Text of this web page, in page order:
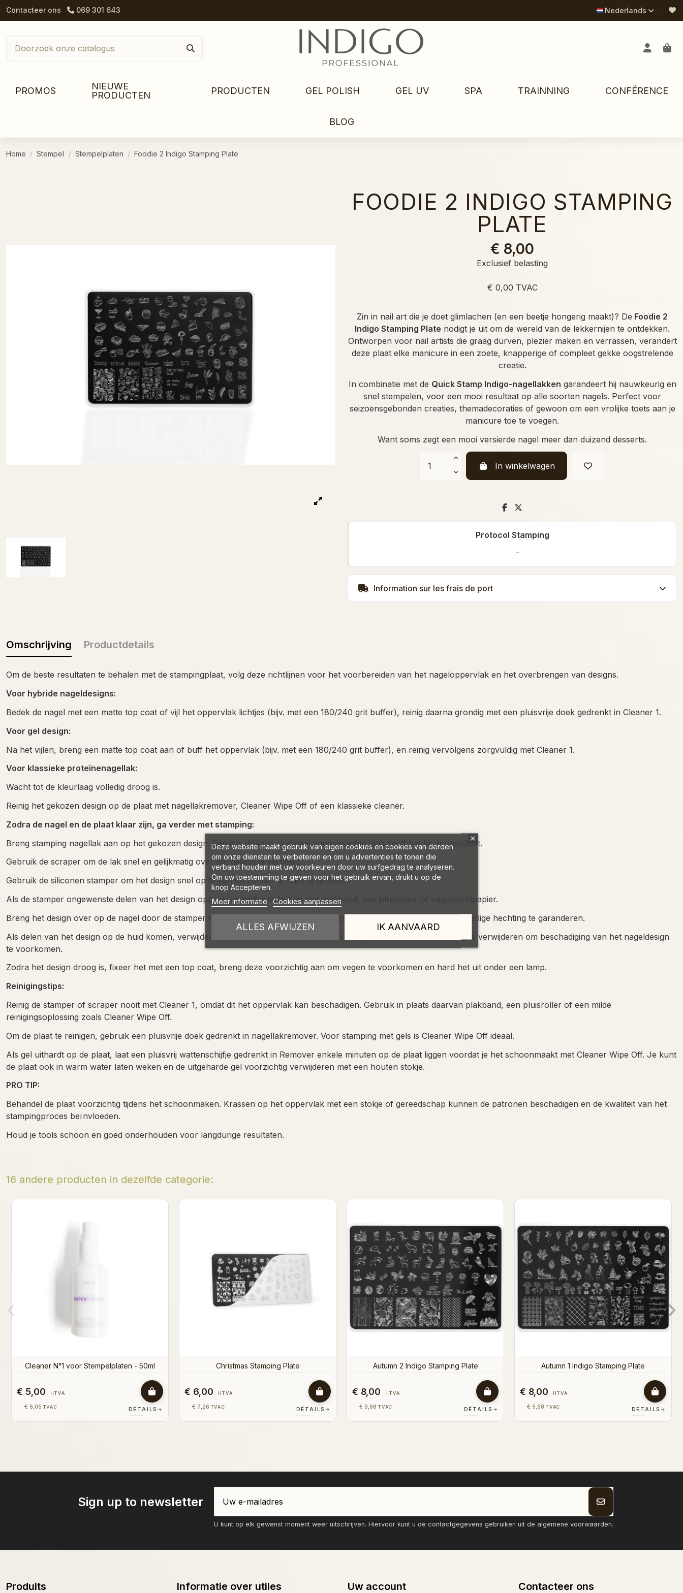
Contacteer ons 069 301 643 Nederlands
PROMOS
NIEUWE
PRODUCTEN
PRODUCTEN GEL POLISH GEL UV SPA TRAINNING CONFÉRENCE
BLOG
Home Stempel Stempelplaten Foodie 2 Indigo Stamping Plate
FOODIE 2 INDIGO STAMPING
PLATE
€ 8,00
Exclusief belasting
€ 0,00 TVAC
Zin in nail art die je doet glimlachen (en een beetje hongerig maakt)? De Foodie 2
Indigo Stamping Plate nodigt je uit om de wereld van de lekkernijen te ontdekken.
Ontworpen voor nail artists die graag durven, plezier maken en verrassen, verandert
deze plaat elke manicure in een zoete, knapperige of compleet gekke oogstrelende
creatie.
In combinatie met de Quick Stamp Indigo-nagellakken garandeert hij nauwkeurig en
snel stempelen, voor een mooi resultaat op alle soorten nagels. Perfect voor
seizoensgebonden creaties, themadecoraties of gewoon om een vrolijke toets aan je
manicure toe te voegen.
Want soms zegt een mooi versierde nagel meer dan duizend desserts.
In winkelwagen
Protocol Stamping
...
Information sur les frais de port
Omschrijving Productdetails
Om de beste resultaten te behalen met de stampingplaat, volg deze richtlijnen voor het voorbereiden van het nageloppervlak en het overbrengen van designs.
Voor hybride nageldesigns:
Bedek de nagel met een matte top coat of vijl het oppervlak lichtjes (bijv. met een 180/240 grit buffer), reinig daarna grondig met een pluisvrije doek gedrenkt in Cleaner 1.
Voor gel design:
Na het vijlen, breng een matte top coat aan of buff het oppervlak (bijv. met een 180/240 grit buffer), en reinig vervolgens zorgvuldig met Cleaner 1.
Voor klassieke proteïnenagellak:
Wacht tot de kleurlaag volledig droog is.
Reinig het gekozen design op de plaat met nagellakremover, Cleaner Wipe Off of een klassieke cleaner.
Zodra de nagel en de plaat klaar zijn, ga verder met stamping:
Breng stamping nagellak aan op het gekozen design. Een iets dikkere, verticaal aangebrachte laag geeft het beste resultaat.
Gebruik de scraper om de lak snel en gelijkmatig over het design te verdelen.
Gebruik de siliconen stamper om het design snel op te nemen zonder te hard te drukken.
Als de stamper ongewenste delen van het design oppakt, verwijder deze dan met plakband, een pluisroller of nagelvormpapier.
Breng het design over op de nagel door de stamper lichtjes te drukken en te rollen over het nageloppervlak om een volledige hechting te garanderen.
Als delen van het design op de huid komen, verwijder deze voorzichtig met een houten stokje. Probeer ze niet te vroeg te verwijderen om beschadiging van het nageldesign
te voorkomen.
Zodra het design droog is, fixeer het met een top coat, breng deze voorzichtig aan om vegen te voorkomen en hard het uit onder een lamp.
Reinigingstips:
Reinig de stamper of scraper nooit met Cleaner 1, omdat dit het oppervlak kan beschadigen. Gebruik in plaats daarvan plakband, een pluisroller of een milde
reinigingsoplossing zoals Cleaner Wipe Off.
Om de plaat te reinigen, gebruik een pluisvrije doek gedrenkt in nagellakremover. Voor stamping met gels is Cleaner Wipe Off ideaal.
Als gel uithardt op de plaat, laat een pluisvrij wattenschijfje gedrenkt in Remover enkele minuten op de plaat liggen voordat je het schoonmaakt met Cleaner Wipe Off. Je kunt
de plaat ook in warm water laten weken en de uitgeharde gel voorzichtig verwijderen met een houten stokje.
PRO TIP:
Behandel de plaat voorzichtig tijdens het schoonmaken. Krassen op het oppervlak met een stokje of gereedschap kunnen de patronen beschadigen en de kwaliteit van het
stampingproces beïnvloeden.
Houd je tools schoon en goed onderhouden voor langdurige resultaten.
16 andere producten in dezelfde categorie:
€ 4,50 HTVA
€ 5,45 TVAC DÉTAILS →
€ 8,00 HTVA
€ 9,68 TVAC DÉTAILS →
€ 8,00 HTVA
€ 9,68 TVAC DÉTAILS →
€ 8,00 HTVA
€ 9,68 TVAC DÉTAILS →
Sign up to newsletter
U kunt op elk gewenst moment weer uitschrijven. Hiervoor kunt u de contactgegevens gebruiken uit de algemene voorwaarden.
Produits Informatie over utiles Uw account Contacteer ons
Deze website maakt gebruik van eigen cookies en cookies van derden
om onze diensten te verbeteren en om u advertenties te tonen die
verband houden met uw voorkeuren door uw surfgedrag te analyseren.
Om uw toestemming te geven voor het gebruik ervan, drukt u op de
knop Accepteren.
Meer informatie Cookies aanpassen
ALLES AFWIJZEN IK AANVAARD